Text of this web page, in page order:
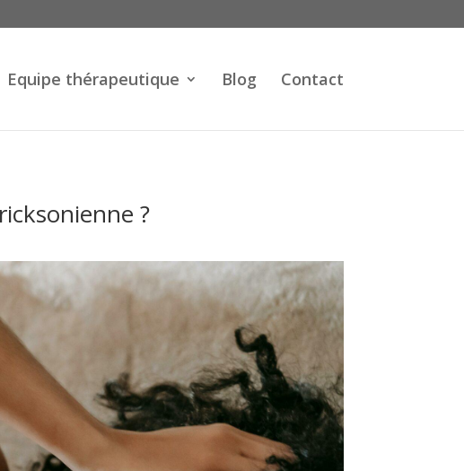
Equipe thérapeutique Blog Contact
?